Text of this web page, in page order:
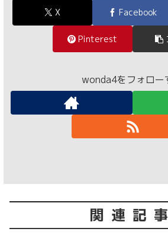
X Facebook
Pinterest
wonda4をフォロー
関連記事